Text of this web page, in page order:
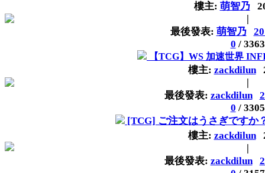
樓主: 萌智乃
|
最後發表: 萌智乃
0 / 3363
【TCG】WS 加速世界
樓主: zackdilun
|
最後發表: zackdilun
0 / 3305
[TCG] ご注文はうさぎですか
樓主: zackdilun
|
最後發表: zackdilun